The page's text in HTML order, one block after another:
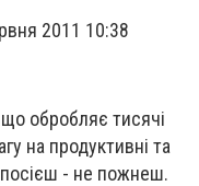
2011 10:38
обробляє тисячі
на продуктивні та
посієш - не пожнеш.